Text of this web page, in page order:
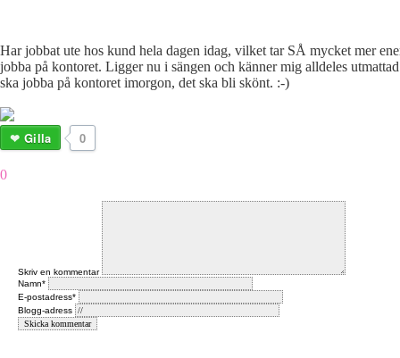
Har jobbat ute hos kund hela dagen idag, vilket tar SÅ mycket mer
jobba på kontoret. Ligger nu i sängen och känner mig alldeles
ska jobba på kontoret imorgon, det ska bli skönt. :-)
0
Gilla
0
Skriv en kommentar
Namn*
E-postadress*
Blogg-adress